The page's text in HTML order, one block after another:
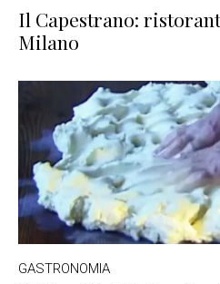
Il Capestrano:
Milano
GASTRONOMIA